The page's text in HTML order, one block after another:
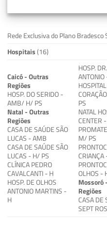
Rede Exclusiva do Plano Bradesco
Hospitais(16)
Caicó - Outras
Regiões
HOSP. DO SERIDO -
AMB/ H/ PS
Natal - Outras
Regiões
CASA DE SAÚDE SÃO
LUCAS - AMB
CASA DE SAÚDE SÃO
LUCAS - H/ PS
CLÍNICA PEDRO
CAVALCANTI - H
HOSP. DE OLHOS
ANTONIO MARTINS -
H
HOSP.
PS
NATAL
CENTER
M/ PS
OLHOS -
Mossoró
Regiões
CASA DE
SEPT